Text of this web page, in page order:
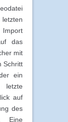
Import
das
mit
Schritt
ein
letzte
auf
des
Eine